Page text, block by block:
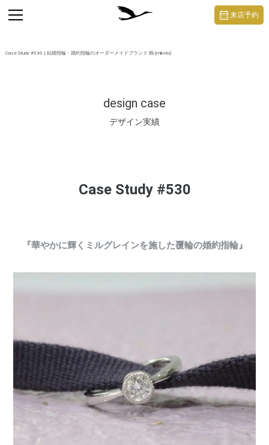
Case Study #530 | 結婚指輪・婚約指輪のオーダーメイドブランド 鶴 (mikoto)
design case
デザイン実績
toggle
navigation
来店予約
Case Study #530
『華やかに輝くミルグレインを施した覆輪の婚約指輪』